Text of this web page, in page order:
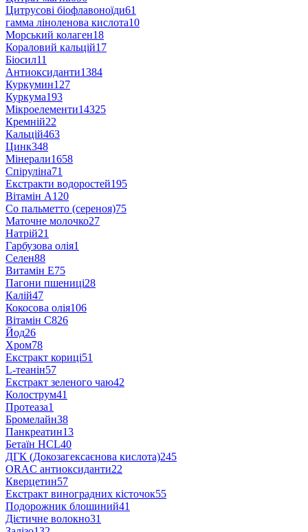
Цитрусові біофлавоноїди61
гамма ліноленова кислота10
Морський колаген18
Кораловий кальцій17
Біосил11
Антиоксиданти1384
Куркумин127
Куркума193
Мікроелементи14325
Кремній22
Кальцій463
Цинк348
Мінерали1658
Спіруліна71
Екстракти водоростей195
Вітамін А120
Со пальметто (сереноя)75
Маточне молочко27
Натрій21
Гарбузова олія1
Селен88
Витамін Е75
Пагони пшениці28
Калій47
Кокосова олія106
Вітамін С826
Йод26
Хром78
Екстракт кориці51
L-теанін57
Екстракт зеленого чаю42
Колострум41
Протеаза1
Бромелайн38
Панкреатин13
Бетаїн HCL40
ДГК (Докозагексаєнова кислота)245
ORAC антиоксиданти22
Кверцетин57
Екстракт виноградних кісточок55
Подорожник блошиний41
Дієтичне волокно31